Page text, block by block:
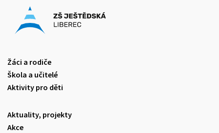
Žáci a rodiče
Škola a učitelé
Aktivity pro děti
Aktuality, projekty
Akce